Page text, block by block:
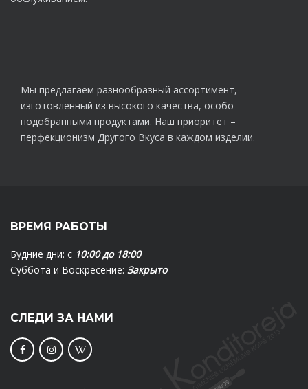
Мы предлагаем разнообразный ассортимент,
изготовленный из высокого качества, особо
подобранными продуктами. Наш приоритет –
перфекционизм Другого Вкуса в каждом изделии.
ВРЕМЯ РАБОТЫ
Будние дни: с 10:00 до 18:00
Суббота и Воскресение: Закрыто
СЛЕДИ ЗА НАМИ